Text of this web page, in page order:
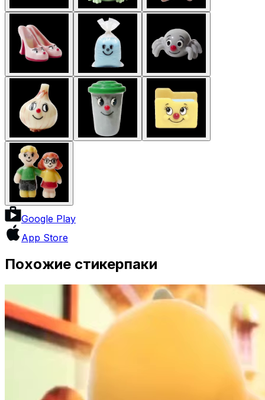
Google Play
App Store
Похожие стикерпаки